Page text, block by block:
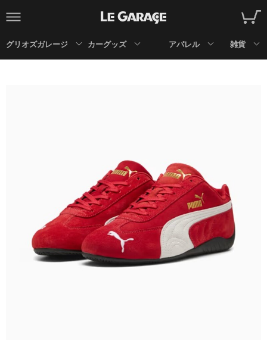
グリオズガレージ カーグッズ アパレル 雑貨